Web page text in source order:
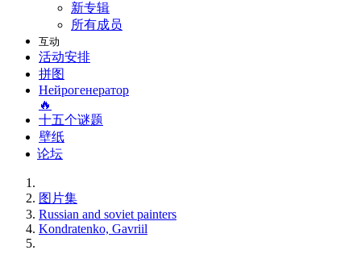
新专辑
所有成员
互动
活动安排
拼图
Нейрогенератор
🔥
十五个谜题
壁纸
论坛
图片集
Russian and soviet painters
Kondratenko, Gavriil